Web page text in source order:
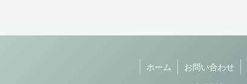
ホーム お問い合わせ